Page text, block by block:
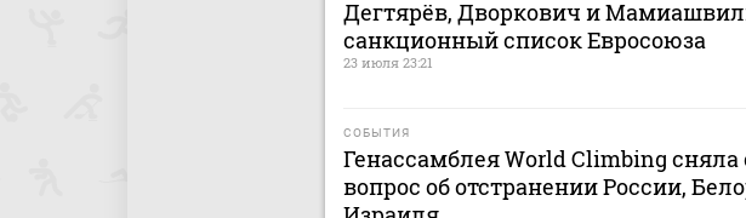
Дегтярёв, Дворкович и
санкционный список Евросоюза
23 июля 23:21
СОБЫТИЯ
Генассамблея World Climbing сняла
вопрос об отстранении России,